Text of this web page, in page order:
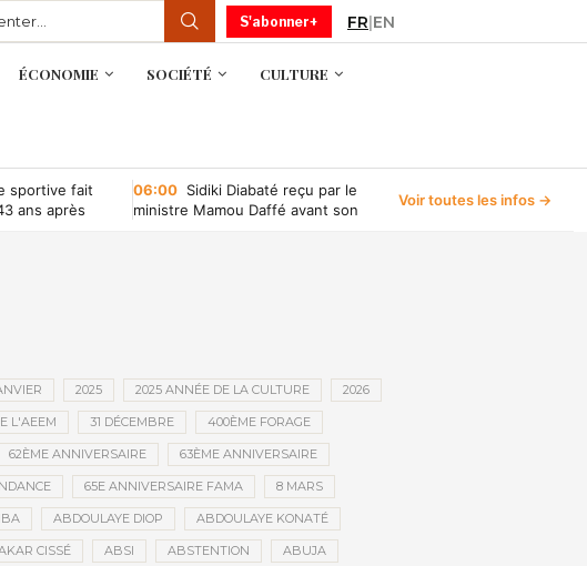
S'abonner+ FR|EN
ÉCONOMIE SOCIÉTÉ CULTURE
sportive fait
ans après
06:00 Sidiki Diabaté reçu par le
ministre Mamou Daffé avant son
Voir toutes les infos →
2025 2025 ANNÉE DE LA CULTURE 2026
L'AEEM 31 DÉCEMBRE 400ÈME FORAGE
62ÈME ANNIVERSAIRE 63ÈME ANNIVERSAIRE
65E ANNIVERSAIRE FAMA 8 MARS
ABDOULAYE DIOP ABDOULAYE KONATÉ
CISSÉ ABSI ABSTENTION ABUJA